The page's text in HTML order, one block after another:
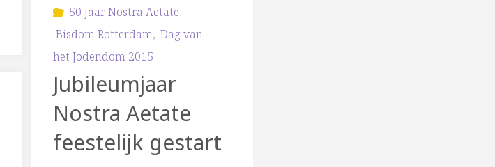
jaar
Nostra
aetate
–
interreligieuze
50 jaar Nostra Aetate,
Bisdom Rotterdam, Dag van
het Jodendom 2015
Jubileumjaar
Nostra Aetate
feestelijk gestart